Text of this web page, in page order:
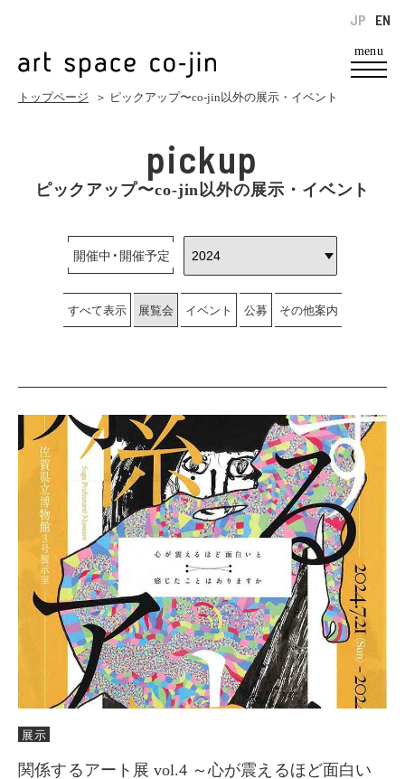
menu
EN
JP
トップページ ＞ ピックアップ〜co-jin以外の展示・イベント
pickup
ピックアップ〜co-jin以外の展示・イベント
開催中・開催予定
すべて表示 展覧会 イベント 公募 その他案内
展示
関係するアート展 vol.4 ～心が震えるほど面白い